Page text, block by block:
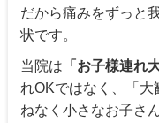
だから痛みをずっと
状です。
当院は 「お子様連れ
れOKではなく、「
ねなく小さなお子さ